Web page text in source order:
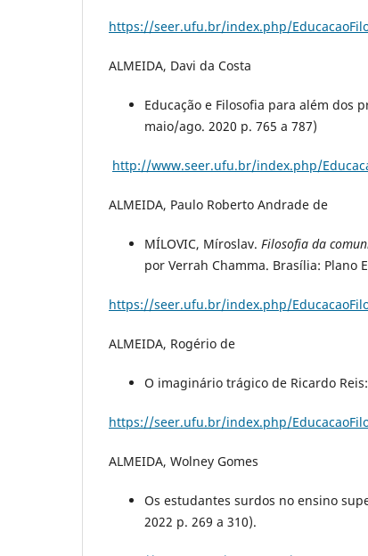
https://seer.ufu.br/index.php/
ALMEIDA, Davi da Costa
Educação e Filosofia para além dos
maio/ago. 2020 p. 765 a 787)
http://www.seer.ufu.br/index.php/
ALMEIDA, Paulo Roberto Andrade de
MÍLOVIC, Míroslav. Filosofia da
por Verrah Chamma. Brasília: Plano
https://seer.ufu.br/index.php/
ALMEIDA, Rogério de
O imaginário trágico de Ricardo
https://seer.ufu.br/index.php/
ALMEIDA, Wolney Gomes
Os estudantes surdos no ensino
2022 p. 269 a 310).